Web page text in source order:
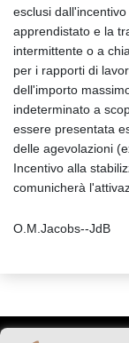
esclusi
apprendistato e la
intermittente o a
per i rapporti di
dell'importo
indeterminato a
essere presentata
delle agevolazioni
Incentivo alla
comunicherà
O.M.Jacobs--JdB